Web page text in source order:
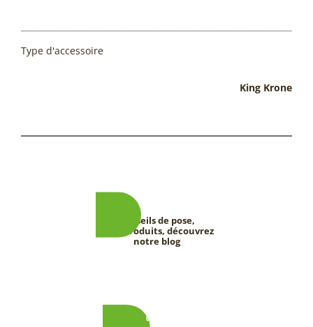
Type d'accessoire
King Krone
Conseils de pose,
tests produits, découvrez
notre blog